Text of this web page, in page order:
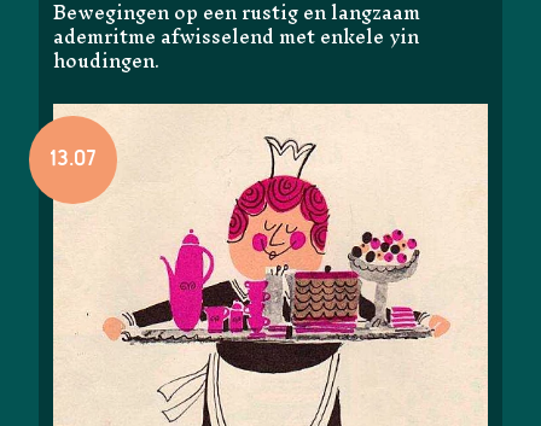
Bewegingen op een rustig en langzaam
ademritme afwisselend met enkele yin
houdingen.
13.07